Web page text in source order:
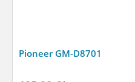
Pioneer GM-D8701